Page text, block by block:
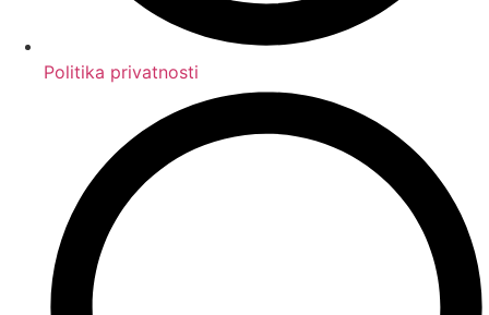
Politika privatnosti